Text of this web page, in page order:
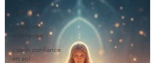
coach pnl
coach en
entreprise
coach confiance
en soi